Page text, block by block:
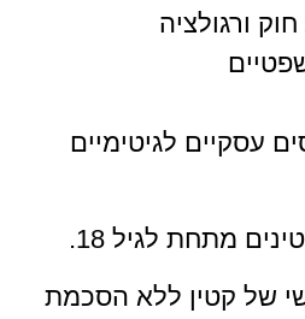
ורגולציה
עסקיים לגיטימיים
מתחת לגיל 18.
של קטין ללא הסכמת